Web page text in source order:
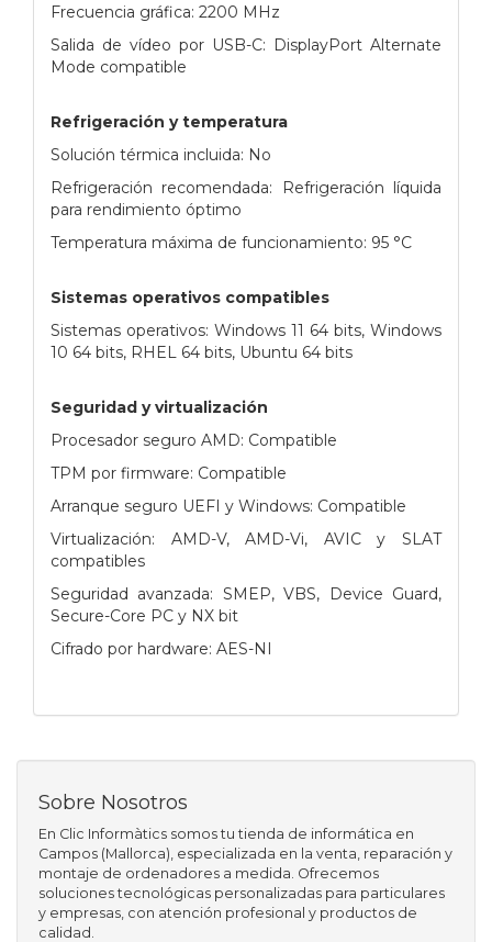
Frecuencia gráfica: 2200 MHz
Salida de vídeo por USB-C: DisplayPort Alternate
Mode compatible
Refrigeración y temperatura
Solución térmica incluida: No
Refrigeración recomendada: Refrigeración líquida
para rendimiento óptimo
Temperatura máxima de funcionamiento: 95 °C
Sistemas operativos compatibles
Sistemas operativos: Windows 11 64 bits, Windows
10 64 bits, RHEL 64 bits, Ubuntu 64 bits
Seguridad y virtualización
Procesador seguro AMD: Compatible
TPM por firmware: Compatible
Arranque seguro UEFI y Windows: Compatible
Virtualización: AMD-V, AMD-Vi, AVIC y SLAT
compatibles
Seguridad avanzada: SMEP, VBS, Device Guard,
Secure-Core PC y NX bit
Cifrado por hardware: AES-NI
Sobre Nosotros
En Clic Informàtics somos tu tienda de informática en
Campos (Mallorca), especializada en la venta, reparación y
montaje de ordenadores a medida. Ofrecemos
soluciones tecnológicas personalizadas para particulares
y empresas, con atención profesional y productos de
calidad.